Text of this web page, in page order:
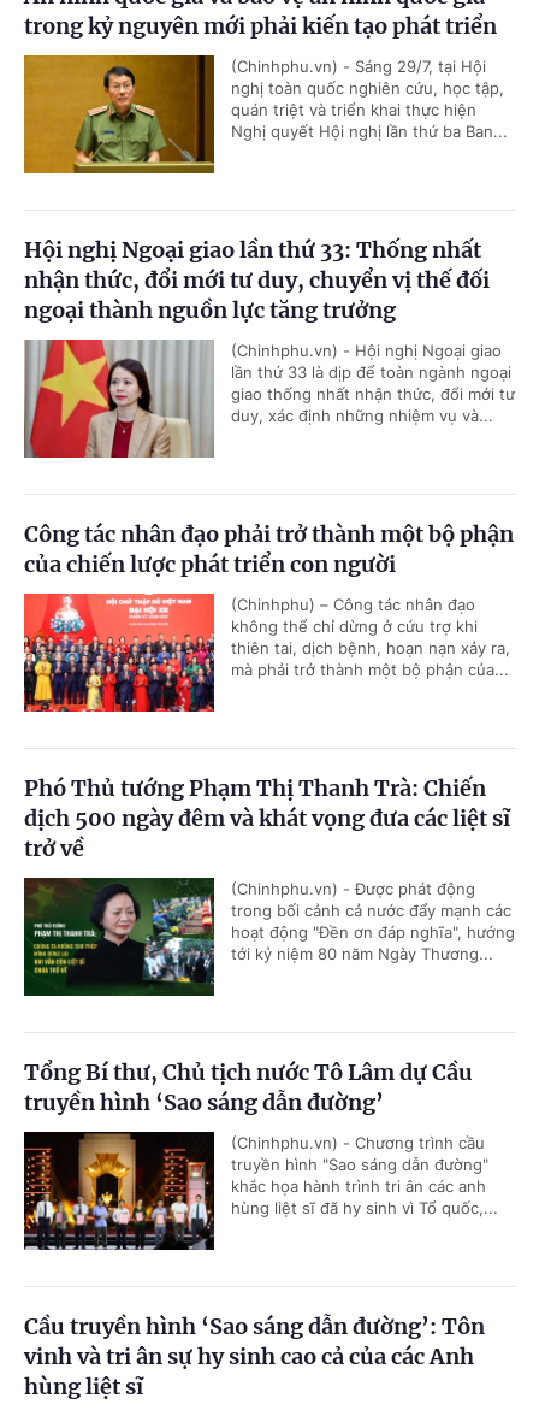
trong kỷ nguyên mới phải kiến tạo phát triển
(Chinhphu.vn) - Sáng 29/7, tại Hội
nghị toàn quốc nghiên cứu, học tập,
quán triệt và triển khai thực hiện
Nghị quyết Hội nghị lần thứ ba Ban...
Hội nghị Ngoại giao lần thứ 33: Thống nhất
nhận thức, đổi mới tư duy, chuyển vị thế đối
ngoại thành nguồn lực tăng trưởng
(Chinhphu.vn) - Hội nghị Ngoại giao
lần thứ 33 là dịp để toàn ngành ngoại
giao thống nhất nhận thức, đổi mới tư
duy, xác định những nhiệm vụ và...
Công tác nhân đạo phải trở thành một bộ phận
của chiến lược phát triển con người
(Chinhphu) – Công tác nhân đạo
không thể chỉ dừng ở cứu trợ khi
thiên tai, dịch bệnh, hoạn nạn xảy ra,
mà phải trở thành một bộ phận của...
Phó Thủ tướng Phạm Thị Thanh Trà: Chiến
dịch 500 ngày đêm và khát vọng đưa các liệt sĩ
trở về
(Chinhphu.vn) - Được phát động
trong bối cảnh cả nước đẩy mạnh các
hoạt động "Đền ơn đáp nghĩa", hướng
tới kỷ niệm 80 năm Ngày Thương...
Tổng Bí thư, Chủ tịch nước Tô Lâm dự Cầu
truyền hình ‘Sao sáng dẫn đường’
(Chinhphu.vn) - Chương trình cầu
truyền hình "Sao sáng dẫn đường"
khắc họa hành trình tri ân các anh
hùng liệt sĩ đã hy sinh vì Tổ quốc,...
Cầu truyền hình ‘Sao sáng dẫn đường’: Tôn
vinh và tri ân sự hy sinh cao cả của các Anh
hùng liệt sĩ